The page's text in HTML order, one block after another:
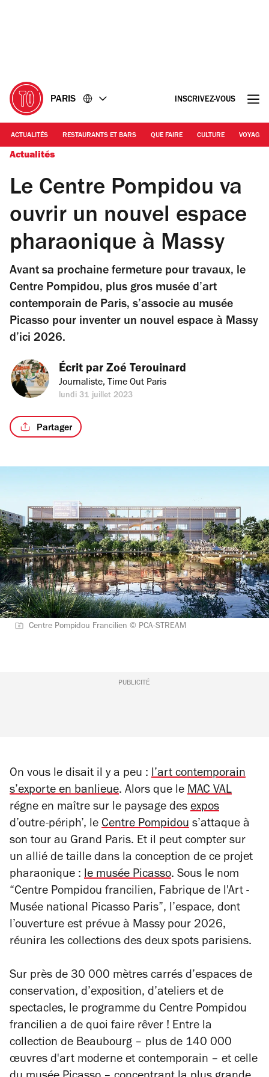
PARIS INSCRIVEZ-VOUS
ACTUALITÉS RESTAURANTS ET BARS QUE FAIRE CULTURE VOYAGE
Actualités
Le Centre Pompidou va
ouvrir un nouvel espace
pharaonique à Massy
Avant sa prochaine fermeture pour travaux, le
Centre Pompidou, plus gros musée d’art
contemporain de Paris, s’associe au musée
Picasso pour inventer un nouvel espace à Massy
d’ici 2026.
Écrit par Zoé Terouinard
Journaliste, Time Out Paris
lundi 31 juillet 2023
Partager
Centre Pompidou Francilien © PCA-STREAM
PUBLICITÉ
On vous le disait il y a peu : l’art contemporain
s’exporte en banlieue. Alors que le MAC VAL
régne en maître sur le paysage des expos
d’outre-périph’, le Centre Pompidou s’attaque à
son tour au Grand Paris. Et il peut compter sur
un allié de taille dans la conception de ce projet
pharaonique : le musée Picasso. Sous le nom
“Centre Pompidou francilien, Fabrique de l'Art -
Musée national Picasso Paris”, l’espace, dont
l’ouverture est prévue à Massy pour 2026,
réunira les collections des deux spots parisiens.
Sur près de 30 000 mètres carrés d’espaces de
conservation, d’exposition, d’ateliers et de
spectacles, le programme du Centre Pompidou
francilien a de quoi faire rêver ! Entre la
collection de Beaubourg – plus de 140 000
œuvres d'art moderne et contemporain – et celle